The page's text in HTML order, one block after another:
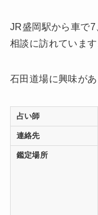
JR盛岡駅から車で
相談に訪れています
石田道場に興味が
占い師
連絡先
鑑定場所